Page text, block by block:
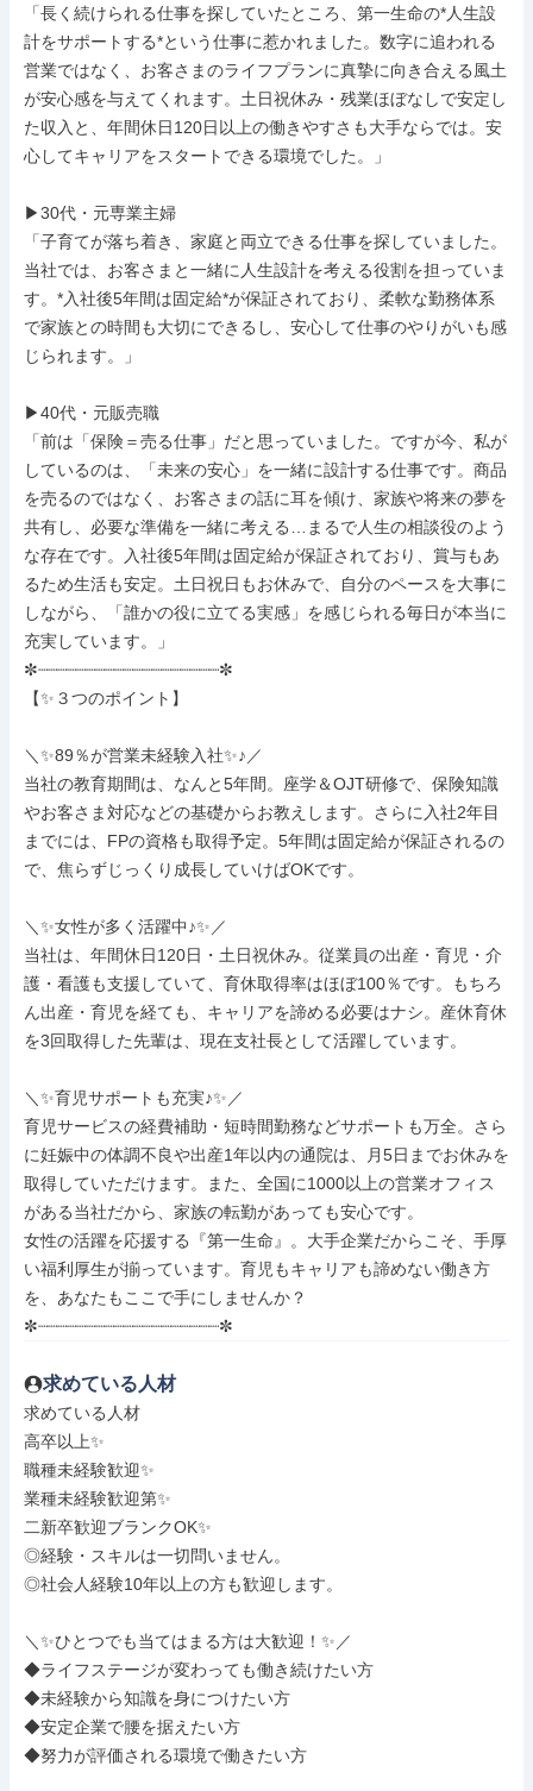
「長く続けられる仕事を探していたところ、第一生命の*人生設
計をサポートする*という仕事に惹かれました。数字に追われる
営業ではなく、お客さまのライフプランに真摯に向き合える風土
が安心感を与えてくれます。土日祝休み・残業ほぼなしで安定し
た収入と、年間休日120日以上の働きやすさも大手ならでは。安
心してキャリアをスタートできる環境でした。」
▶30代・元専業主婦
「子育てが落ち着き、家庭と両立できる仕事を探していました。
当社では、お客さまと一緒に人生設計を考える役割を担っていま
す。*入社後5年間は固定給*が保証されており、柔軟な勤務体系
で家族との時間も大切にできるし、安心して仕事のやりがいも感
じられます。」
▶40代・元販売職
「前は「保険＝売る仕事」だと思っていました。ですが今、私が
しているのは、「未来の安心」を一緒に設計する仕事です。商品
を売るのではなく、お客さまの話に耳を傾け、家族や将来の夢を
共有し、必要な準備を一緒に考える…まるで人生の相談役のよう
な存在です。入社後5年間は固定給が保証されており、賞与もあ
るため生活も安定。土日祝日もお休みで、自分のペースを大事に
しながら、「誰かの役に立てる実感」を感じられる毎日が本当に
充実しています。」
✼┈┈┈┈┈┈┈┈┈┈┈┈┈┈┈┈┈┈┈✼
【✨３つのポイント】
＼✨89％が営業未経験入社✨♪／
当社の教育期間は、なんと5年間。座学＆OJT研修で、保険知識
やお客さま対応などの基礎からお教えします。さらに入社2年目
までには、FPの資格も取得予定。5年間は固定給が保証されるの
で、焦らずじっくり成長していけばOKです。
＼✨女性が多く活躍中♪✨／
当社は、年間休日120日・土日祝休み。従業員の出産・育児・介
護・看護も支援していて、育休取得率はほぼ100％です。もちろ
ん出産・育児を経ても、キャリアを諦める必要はナシ。産休育休
を3回取得した先輩は、現在支社長として活躍しています。
＼✨育児サポートも充実♪✨／
育児サービスの経費補助・短時間勤務などサポートも万全。さら
に妊娠中の体調不良や出産1年以内の通院は、月5日までお休みを
取得していただけます。また、全国に1000以上の営業オフィス
がある当社だから、家族の転勤があっても安心です。
女性の活躍を応援する『第一生命』。大手企業だからこそ、手厚
い福利厚生が揃っています。育児もキャリアも諦めない働き方
を、あなたもここで手にしませんか？
✼┈┈┈┈┈┈┈┈┈┈┈┈┈┈┈┈┈┈┈✼
求めている人材
求めている人材
高卒以上✨
職種未経験歓迎✨
業種未経験歓迎第✨
二新卒歓迎ブランクOK✨
◎経験・スキルは一切問いません。
◎社会人経験10年以上の方も歓迎します。
＼✨ひとつでも当てはまる方は大歓迎！✨／
◆ライフステージが変わっても働き続けたい方
◆未経験から知識を身につけたい方
◆安定企業で腰を据えたい方
◆努力が評価される環境で働きたい方